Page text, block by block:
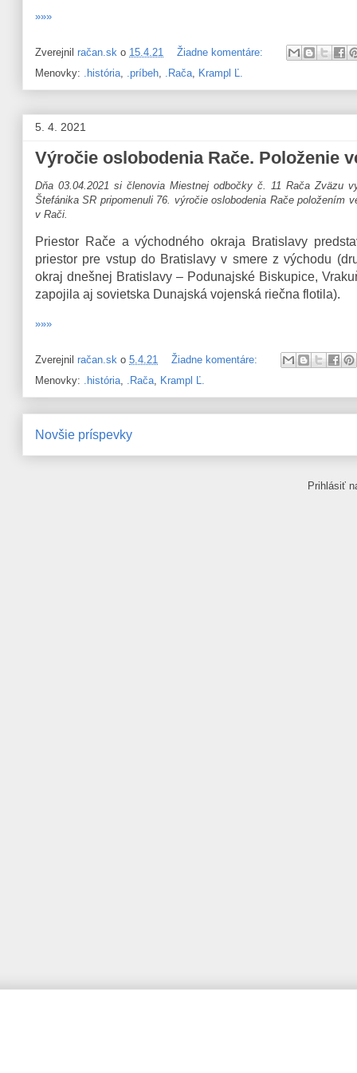
»»»
Zverejnil račan.sk o 15.4.21
Žiadne komentáre:
Menovky: .história, .príbeh, .Rača, Krampl Ľ.
5. 4. 2021
Výročie oslobodenia Rače. Položenie
Dňa 03.04.2021 si členovia Miestnej odbočky č. 11 Rača Zväzu
Štefánika SR pripomenuli 76. výročie oslobodenia Rače položením
v Rači.
Priestor Rače a východného okraja Bratislavy
priestor pre vstup do Bratislavy v smere z východu
okraj dnešnej Bratislavy – Podunajské Biskupice,
zapojila aj sovietska Dunajská vojenská riečna flotila).
»»»
Zverejnil račan.sk o 5.4.21
Žiadne komentáre:
Menovky: .história, .Rača, Krampl Ľ.
Novšie príspevky
Prihlásiť